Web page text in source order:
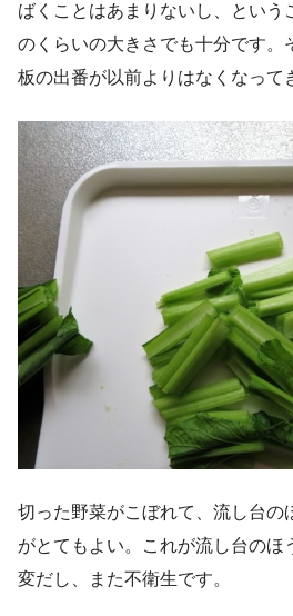
ばくことはあまりないし、という
のくらいの大きさでも十分です。
板の出番が以前よりはなくなって
切った野菜がこぼれて、流し台の
がとてもよい。これが流し台のほ
変だし、また不衛生です。